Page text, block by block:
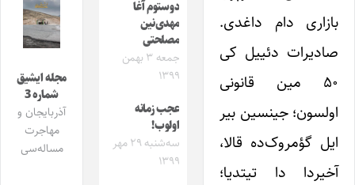
بازاری دام داغدی.
صادیرات دئییل کی
۵۰ مین قانونی
اولسون؛ جینسین بیر
ایل گؤمروک‌ده قالا،
آخیردا دا تیتدیا؛
دوستوم آغا
مهدی‌نین
مصلحتی
جمعه ۳ بهمن
۱۳۹۹
عجب زمانه
اولوب!
سه‌شنبه ۲۹ مهر
۱۳۹۹
مجله ایشیق
شماره 3
آذربایجان و
مهاجرت
مساله‌سی